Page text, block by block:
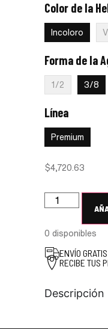
Color de la
Incoloro
Forma de la
1/2 3/8
Línea
Premium
$4,720.63
0 disponibles
ENVÍO
RECIBE TUS
Descripción